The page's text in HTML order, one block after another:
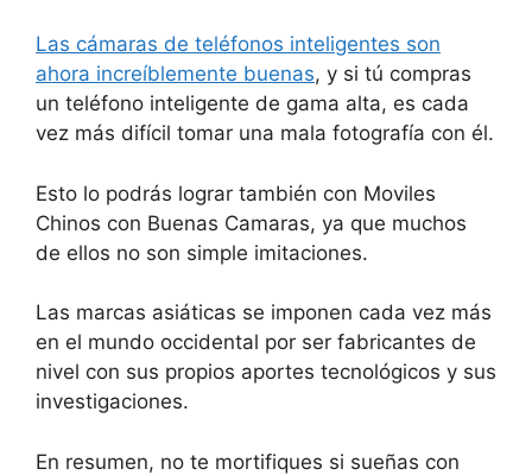
Las cámaras de teléfonos inteligentes son
ahora increíblemente buenas, y si tú compras
un teléfono inteligente de gama alta, es cada
vez más difícil tomar una mala fotografía con él.
Esto lo podrás lograr también con Moviles
Chinos con Buenas Camaras, ya que muchos
de ellos no son simple imitaciones.
Las marcas asiáticas se imponen cada vez más
en el mundo occidental por ser fabricantes de
nivel con sus propios aportes tecnológicos y sus
investigaciones.
En resumen, no te mortifiques si sueñas con